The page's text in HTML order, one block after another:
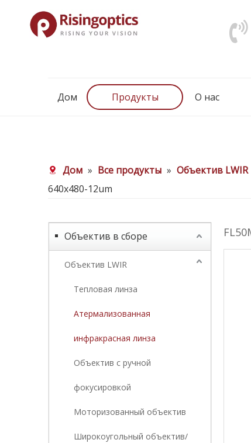
Дом Продукты О нас
Дом » Все продукты » Объектив LWIR
640x480-12um
Объектив в сборе
Объектив LWIR
Тепловая линза
Атермализованная
инфракрасная линза
Объектив с ручной
фокусировкой
Моторизованный объектив
Широкоугольный объектив/